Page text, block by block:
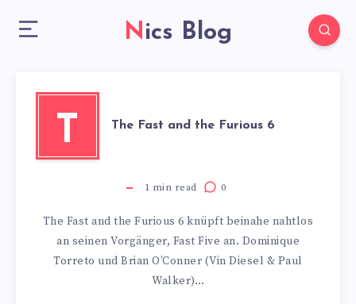
Nics Blog
T The Fast and the Furious 6
1 min read 0
The Fast and the Furious 6 knüpft beinahe nahtlos
an seinen Vorgänger, Fast Five an. Dominique
Torreto und Brian O’Conner (Vin Diesel & Paul
Walker)…